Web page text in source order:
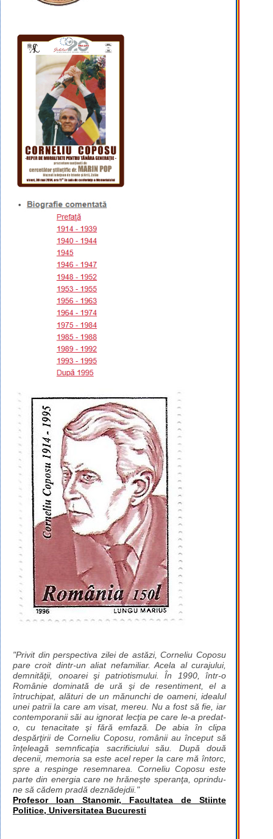
"Privit din perspectiva zilei de astăzi, Corneliu Coposu
pare croit dintr-un aliat nefamiliar. Acela al curajului,
demnităţii, onoarei şi patriotismului. În 1990, într-o
Românie dominată de ură şi de resentiment, el a
întruchipat, alături de un mănunchi de oameni, idealul
unei patrii la care am visat, mereu. Nu a fost să fie, iar
contemporanii săi au ignorat lecţia pe care le-a predat-
o, cu tenacitate şi fără emfază. De abia în clipa
despărţirii de Corneliu Coposu, românii au început să
înţeleagă semnficaţia sacrificiului său. După două
decenii, memoria sa este acel reper la care mă întorc,
spre a respinge resemnarea. Corneliu Coposu este
parte din energia care ne hrăneşte speranţa, oprindu-
ne să cădem pradă deznădejdii."
Profesor Ioan Stanomir, Facultatea de Stiinte
Politice, Universitatea Bucuresti